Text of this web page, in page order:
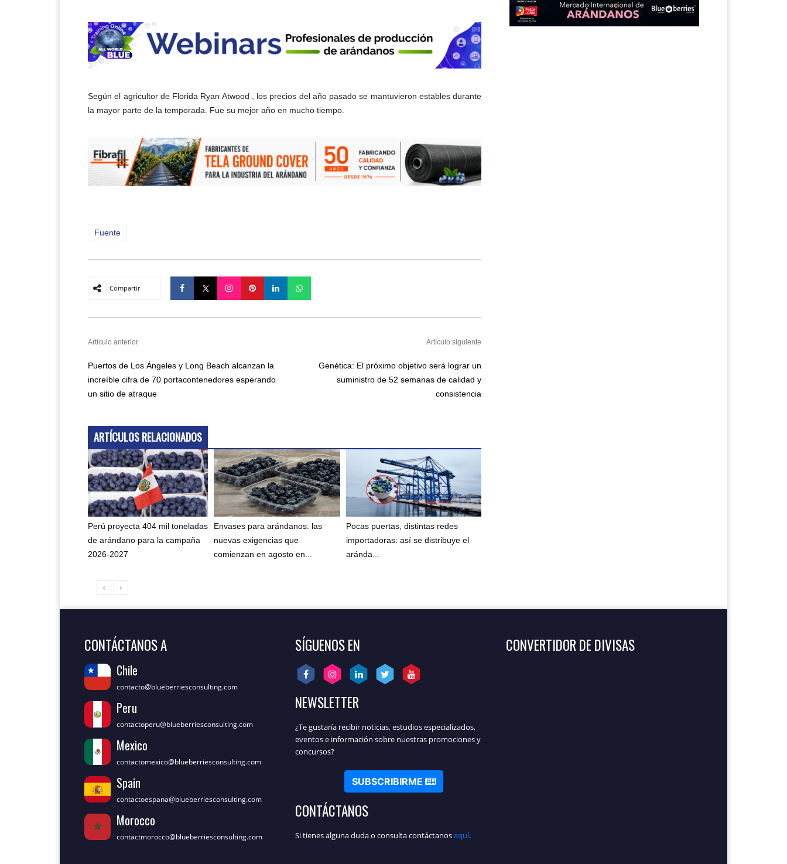
Según el agricultor de Florida Ryan Atwood , los precios del año pasado se mantuvieron estables durante
la mayor parte de la temporada. Fue su mejor año en mucho tiempo.
Fuente
Compartir
Articulo anterior
Puertos de Los Ángeles y Long Beach alcanzan la
increíble cifra de 70 portacontenedores esperando
un sitio de atraque
Artículo siguiente
Genética: El próximo objetivo será lograr un
suministro de 52 semanas de calidad y
consistencia
ARTÍCULOS RELACIONADOS
Perú proyecta 404 mil toneladas
de arándano para la campaña
2026-2027
Envases para arándanos: las
nuevas exigencias que
comienzan en agosto en...
Pocas puertas, distintas redes
importadoras: así se distribuye el
aránda...
CONTÁCTANOS A
Chile
contacto@blueberriesconsulting.com
Peru
contactoperu@blueberriesconsulting.com
Mexico
contactomexico@blueberriesconsulting.com
Spain
contactoespana@blueberriesconsulting.com
Morocco
contactmorocco@blueberriesconsulting.com
SÍGUENOS EN
NEWSLETTER
¿Te gustaría recibir noticias, estudios especializados,
eventos e información sobre nuestras promociones y
concursos?
SUBSCRIBIRME
CONTÁCTANOS
Si tienes alguna duda o consulta contáctanosaquí.
CONVERTIDOR DE DIVISAS